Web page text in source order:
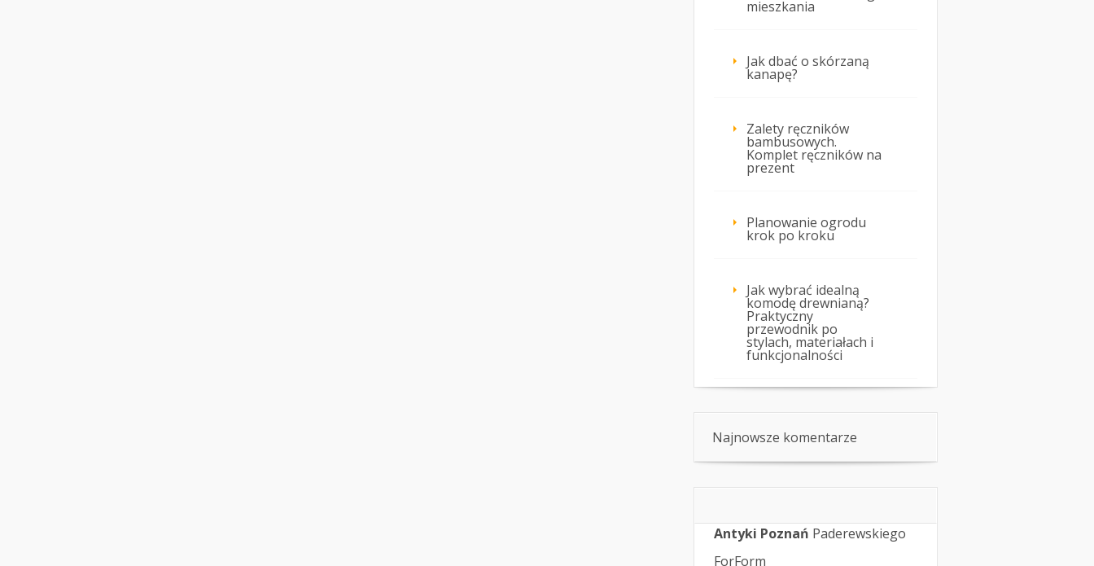
mieszkania
Jak dbać o skórzaną
kanapę?
Zalety ręczników
bambusowych.
Komplet ręczników na
prezent
Planowanie ogrodu
krok po kroku
Jak wybrać idealną
komodę drewnianą?
Praktyczny
przewodnik po
stylach, materiałach i
funkcjonalności
Najnowsze komentarze
Antyki Poznań Paderewskiego
ForForm